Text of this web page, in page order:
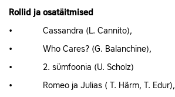
Rollid ja osatäitmised
• Cassandra (L. Cannito),
• Who Cares? (G. Balanchine),
• 2. sümfoonia (U. Scholz)
• Romeo ja Julias ( T. Härm, T. Edur),